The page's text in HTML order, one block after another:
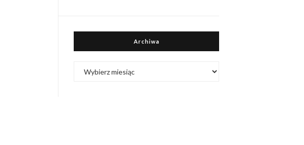
Archiwa